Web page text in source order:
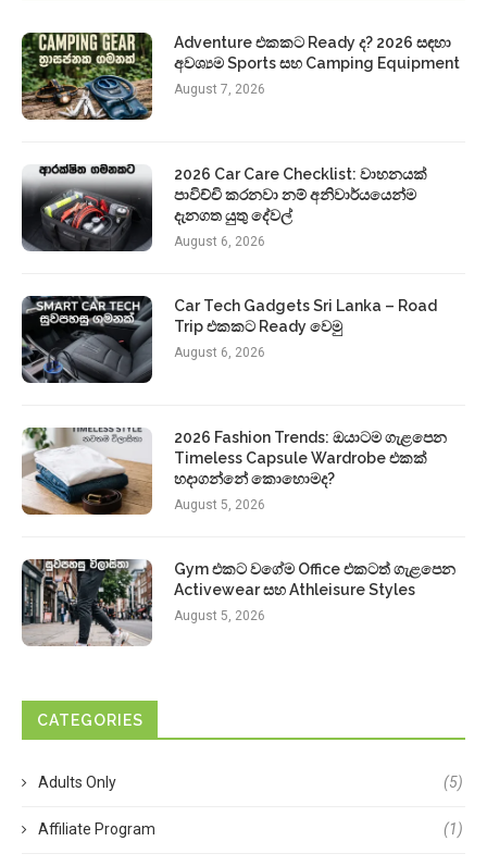
Adventure එකකට Ready ද? 2026 සඳහා
අවශ්‍යම Sports සහ Camping Equipment
August 7, 2026
2026 Car Care Checklist: වාහනයක්
පාවිච්චි කරනවා නම් අනිවාර්යයෙන්ම
දැනගත යුතු දේවල්
August 6, 2026
Car Tech Gadgets Sri Lanka – Road
Trip එකකට Ready වෙමු
August 6, 2026
2026 Fashion Trends: ඔයාටම ගැළපෙන
Timeless Capsule Wardrobe එකක්
හදාගන්නේ කොහොමද?
August 5, 2026
Gym එකට වගේම Office එකටත් ගැළපෙන
Activewear සහ Athleisure Styles
August 5, 2026
CATEGORIES
Adults Only (5)
Affiliate Program (1)